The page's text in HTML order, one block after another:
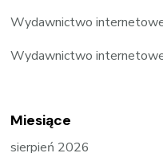
Wydawnictwo
Wydawnictwo
Miesiące
sierpień 2026